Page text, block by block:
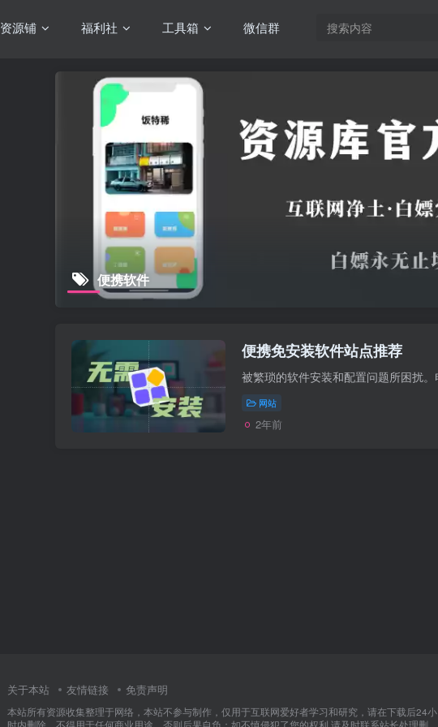
资源铺 福利社 工具箱 微信群
便携软件
便携免安装软件站点推荐
网站
2年前
关于本站 友情链接 免责声明
本站所有资源收集整理于网络，本站不参与制作，仅用于互联网爱好者学习和研究，请在下载后24小